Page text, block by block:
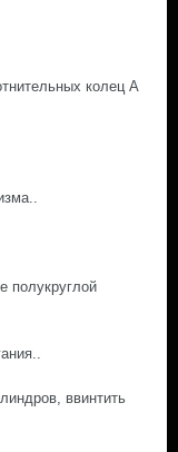
колец А
полукруглой
ввинтить